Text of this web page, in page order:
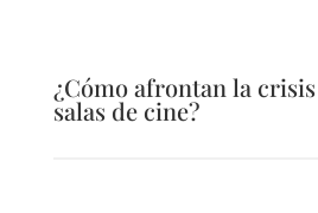
¿Cómo afrontan la
salas de cine?